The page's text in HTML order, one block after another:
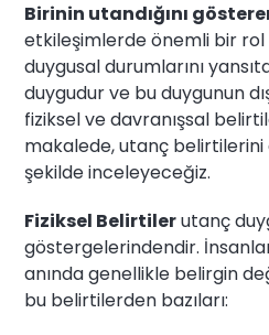
Birinin utandığını
etkileşimlerde önemli bir
duygusal durumlarını
duygudur ve bu duygunun
fiziksel ve davranışsal
makalede, utanç belirtilerini
şekilde inceleyeceğiz.
Fiziksel Belirtilerutanç
göstergelerindendir.
anında genellikle belirgin
bu belirtilerden bazıları: